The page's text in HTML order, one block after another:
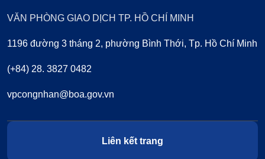
VĂN PHÒNG GIAO DỊCH TP. HỒ CHÍ MINH
1196 đường 3 tháng 2, phường Bình Thới, Tp. Hồ Chí Minh
(+84) 28. 3827 0482
vpcongnhan@boa.gov.vn
Liên kết trang